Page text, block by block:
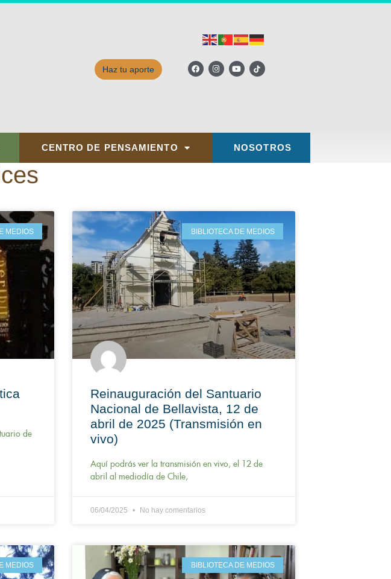
Haz tu aporte
CENTRO DE PENSAMIENTO NOSOTROS
MEDIOS
de
BIBLIOTECA DE MEDIOS
Reinauguración del Santuario
Nacional de Bellavista, 12 de
abril de 2025 (Transmisión en
vivo)
Aquí podrás ver la transmisión en vivo, el 12 de
abril al mediodía de Chile,
06/04/2025 No hay comentarios
MEDIOS BIBLIOTECA DE MEDIOS